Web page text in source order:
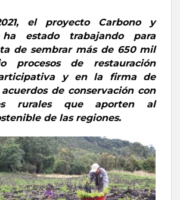
el proyecto Carbono y
ha estado trabajando para
de sembrar más de 650 mil
procesos de restauración
y en la firma de
de conservación con
rurales que aporten al
de las regiones.